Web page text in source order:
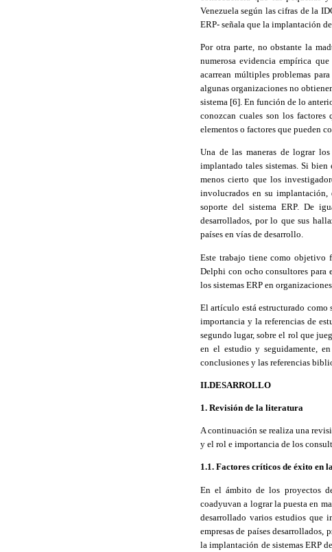
Venezuela según las cifras dela
ERP- señala que la implantación
Por otra parte, no obstante la
numerosa evidencia empírica
acarrean múltiples problemas
algunas organizaciones no
sistema [6]. En función de lo
conozcan cuales son los
elementos o factores que pueden
Una de las maneras de lograr
implantado tales sistemas. Si bien
menos cierto que los
involucrados en su
soporte del sistema ERP. De
desarrollados, por lo que sus
países en vías de desarrollo.
Este trabajo tiene como objetivo
Delphi con ocho consultores
los sistemas ERP en
El artículo está estructurado
importancia y la referencias de
segundo lugar, sobre el rol que
en el estudio y seguidamente,
conclusiones y las referencias
II.DESARROLLO
1. Revisión de la literatura
A continuación se realiza una
y el rol e importancia de los
1.1. Factores críticos de éxito en
En el ámbito de los proyectos
coadyuvan a lograr la puesta en
desarrollado varios estudios que
empresas de países
la implantación de sistemas ERP